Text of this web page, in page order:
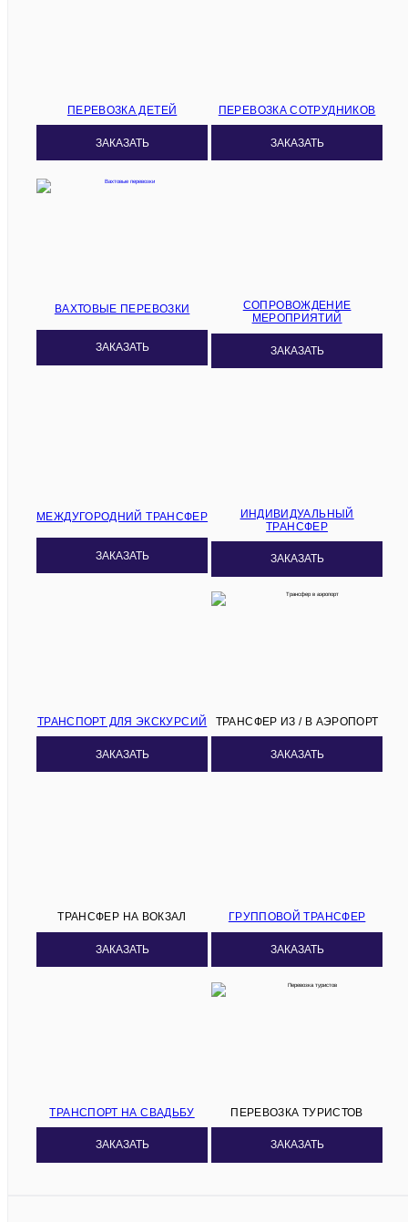
ПЕРЕВОЗКА ДЕТЕЙ
ЗАКАЗАТЬ
ПЕРЕВОЗКА СОТРУДНИКОВ
ЗАКАЗАТЬ
ВАХТОВЫЕ ПЕРЕВОЗКИ
ЗАКАЗАТЬ
СОПРОВОЖДЕНИЕ
МЕРОПРИЯТИЙ
ЗАКАЗАТЬ
МЕЖДУГОРОДНИЙ ТРАНСФЕР
ЗАКАЗАТЬ
ИНДИВИДУАЛЬНЫЙ
ТРАНСФЕР
ЗАКАЗАТЬ
ТРАНСПОРТ ДЛЯ ЭКСКУРСИЙ
ЗАКАЗАТЬ
ТРАНСФЕР ИЗ / В АЭРОПОРТ
ЗАКАЗАТЬ
ТРАНСФЕР НА ВОКЗАЛ
ЗАКАЗАТЬ
ГРУППОВОЙ ТРАНСФЕР
ЗАКАЗАТЬ
ТРАНСПОРТ НА СВАДЬБУ
ЗАКАЗАТЬ
ПЕРЕВОЗКА ТУРИСТОВ
ЗАКАЗАТЬ